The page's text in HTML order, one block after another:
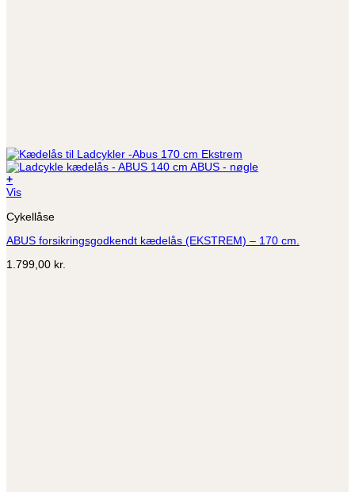
+
Vis
Cykellåse
ABUS forsikringsgodkendt kædelås (EKSTREM) – 170 cm.
1.799,00 kr.